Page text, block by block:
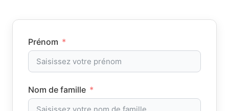
Prénom
Nom de famille